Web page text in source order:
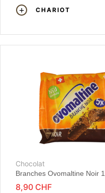
CHARIOT
Chocolat
Branches Ovomaltine Noir
8,90 CHF